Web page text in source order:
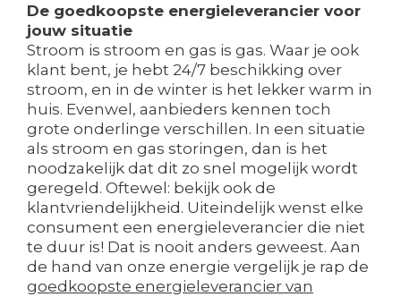
De goedkoopste energieleverancier voor
jouw situatie
Stroom is stroom en gas is gas. Waar je ook
klant bent, je hebt 24/7 beschikking over
stroom, en in de winter is het lekker warm in
huis. Evenwel, aanbieders kennen toch
grote onderlinge verschillen. In een situatie
als stroom en gas storingen, dan is het
noodzakelijk dat dit zo snel mogelijk wordt
geregeld. Oftewel: bekijk ook de
klantvriendelijkheid. Uiteindelijk wenst elke
consument een energieleverancier die niet
te duur is! Dat is nooit anders geweest. Aan
de hand van onze energie vergelijk je rap de
goedkoopste energieleverancier van